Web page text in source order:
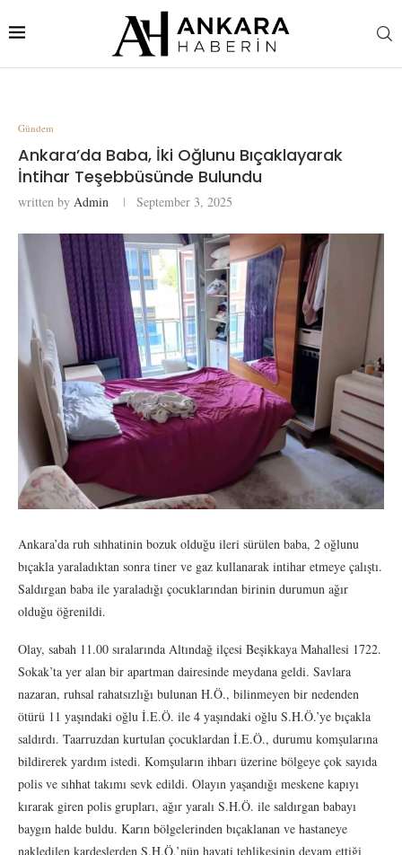
Gündem
Ankara’da Baba, İki Oğlunu Bıçaklayarak
İntihar Teşebbüsünde Bulundu
written by Admin September 3, 2025
Ankara’da ruh sıhhatinin bozuk olduğu ileri sürülen baba, 2 oğlunu
bıçakla yaraladıktan sonra tiner ve gaz kullanarak intihar etmeye çalıştı.
Saldırgan baba ile yaraladığı çocuklarından birinin durumun ağır
olduğu öğrenildi.
Olay, sabah 11.00 sıralarında Altındağ ilçesi Beşikkaya Mahallesi 1722.
Sokak’ta yer alan bir apartman dairesinde meydana geldi. Savlara
nazaran, ruhsal rahatsızlığı bulunan H.Ö., bilinmeyen bir nedenden
ötürü 11 yaşındaki oğlu İ.E.Ö. ile 4 yaşındaki oğlu S.H.Ö.’ye bıçakla
saldırdı. Taarruzdan kurtulan çocuklardan İ.E.Ö., durumu komşularına
bildirerek yardım istedi. Komşuların ihbarı üzerine bölgeye çok sayıda
polis ve sıhhat takımı sevk edildi. Olayın yaşandığı meskene kapıyı
kırarak giren polis grupları, ağır yaralı S.H.Ö. ile saldırgan babayı
baygın halde buldu. Karın bölgelerinden bıçaklanan ve hastaneye
nakledilen kardeşlerden S.H.Ö.’nün hayati tehlikesinin devam ettiği